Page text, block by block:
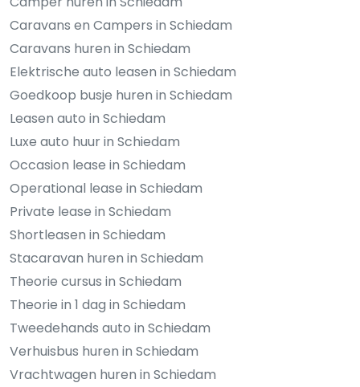
Caravans en Campers in Schiedam
Caravans huren in Schiedam
Elektrische auto leasen in Schiedam
Goedkoop busje huren in Schiedam
Leasen auto in Schiedam
Luxe auto huur in Schiedam
Occasion lease in Schiedam
Operational lease in Schiedam
Private lease in Schiedam
Shortleasen in Schiedam
Stacaravan huren in Schiedam
Theorie cursus in Schiedam
Theorie in 1 dag in Schiedam
Tweedehands auto in Schiedam
Verhuisbus huren in Schiedam
Vrachtwagen huren in Schiedam